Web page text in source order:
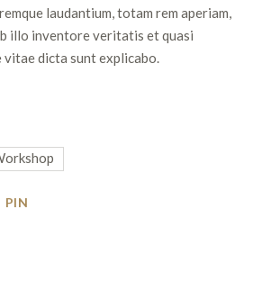
laudantium, totam rem aperiam,
illo inventore veritatis et quasi
dicta sunt explicabo.
PIN